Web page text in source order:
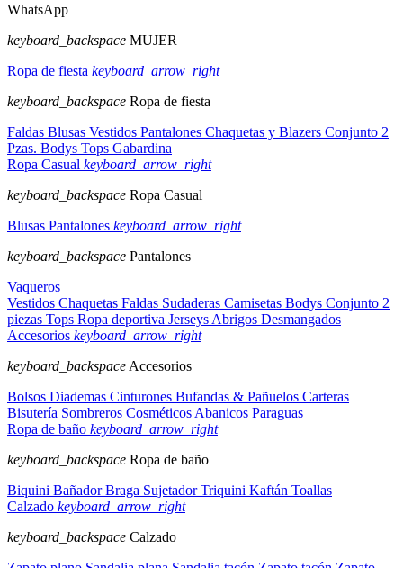
WhatsApp
keyboard_backspace MUJER
Ropa de fiesta keyboard_arrow_right
keyboard_backspace Ropa de fiesta
Faldas Blusas Vestidos Pantalones Chaquetas y Blazers Conjunto 2
Pzas. Bodys Tops Gabardina
Ropa Casual keyboard_arrow_right
keyboard_backspace Ropa Casual
Blusas Pantalones keyboard_arrow_right
keyboard_backspace Pantalones
Vaqueros
Vestidos Chaquetas Faldas Sudaderas Camisetas Bodys Conjunto 2
piezas Tops Ropa deportiva Jerseys Abrigos Desmangados
Accesorios keyboard_arrow_right
keyboard_backspace Accesorios
Bolsos Diademas Cinturones Bufandas & Pañuelos Carteras
Bisutería Sombreros Cosméticos Abanicos Paraguas
Ropa de baño keyboard_arrow_right
keyboard_backspace Ropa de baño
Biquini BañadorBraga SujetadorTriquini Kaftán Toallas
Calzado keyboard_arrow_right
keyboard_backspace Calzado